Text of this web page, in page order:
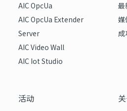
AIC OpcUa
AIC OpcUa Extender
Server
AIC Video Wall
AIC Iot Studio
最
媒
成
活动